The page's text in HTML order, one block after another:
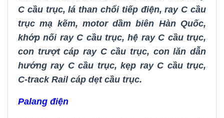
C cầu trục, lá than chổi tiếp điện,ray C cầu
trục mạ kẽm, motor dầm biên Hàn Quốc,
khớp nối ray C cầu trục,hệ ray C cầu trục,
con trượt cáp ray C cầu trục, con lăn dẫn
hướng ray C cầu trục,kẹp ray C cầu trục,
C-track Rail cáp dẹt cầu trục.
Palang điện